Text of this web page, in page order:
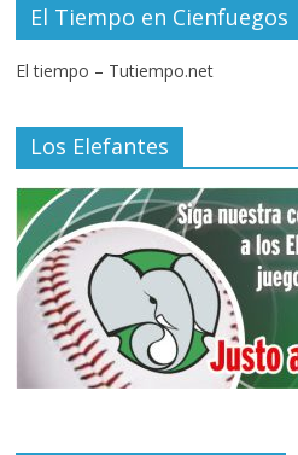
El Tiempo en Cienfuegos
El tiempo – Tutiempo.net
Los Elefantes